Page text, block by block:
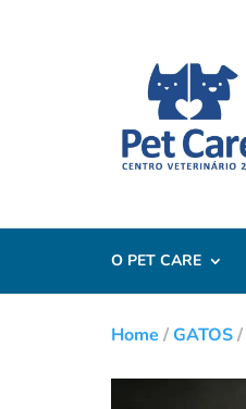
O PET CARE
Home /GATOS/